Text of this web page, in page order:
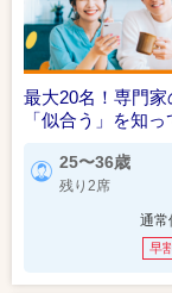
最大20名！専門
「似合う」を知
25〜36歳
残り2席
通常
早割